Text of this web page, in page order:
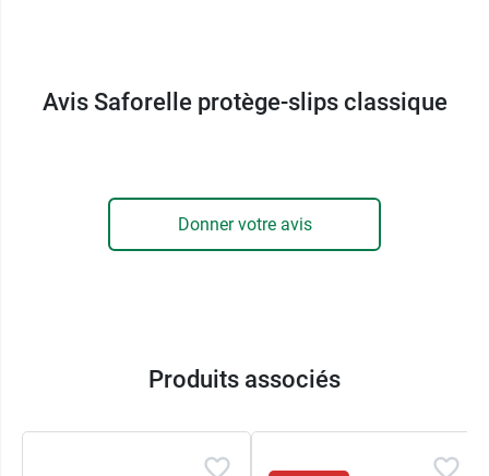
Ainsi, ils laissent les vêtements propres.
ICEA (Institut de Certification pour l'Éthique et
l'Environnement).
Caractéristiques :
Avis Saforelle protège-slips classique
Donner votre avis
Produits associés